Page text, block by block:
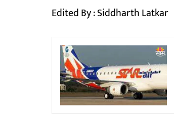
Edited By : Siddharth Latkar